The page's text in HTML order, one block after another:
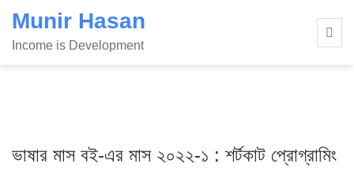
SkipMunir Hasan
Income is Development
ভাষার মাস বই-এর মাস ২০২২-১ : শর্টকাট প্রোগ্রামিং